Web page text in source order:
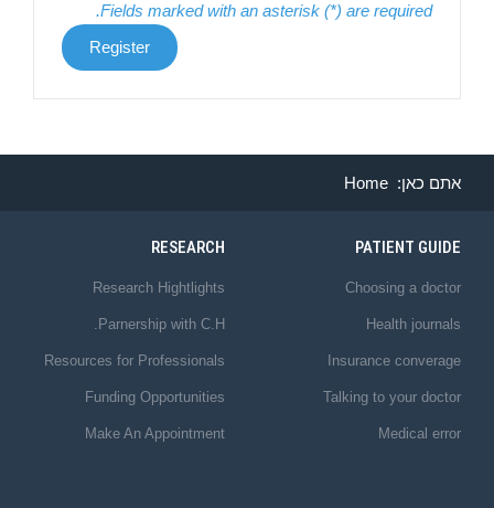
Fields marked with an asterisk (*) are required.
Register
אתם כאן: Home
PATIENT GUIDE
Choosing a doctor
Health journals
Insurance converage
Talking to your doctor
Medical error
RESEARCH
Research Hightlights
Parnership with C.H.
Resources for Professionals
Funding Opportunities
Make An Appointment